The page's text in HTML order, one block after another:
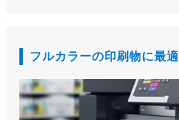
フルカラーの印刷物に最適